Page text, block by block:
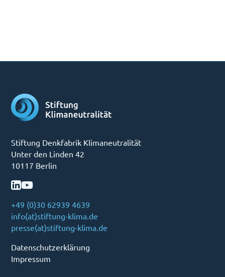
Stiftung Denkfabrik Klimaneutralität
Unter den Linden 42
10117 Berlin
+49 (0)30 62939 4639
info(at)stiftung-klima.de
presse(at)stiftung-klima.de
Datenschutzerklärung
Impressum